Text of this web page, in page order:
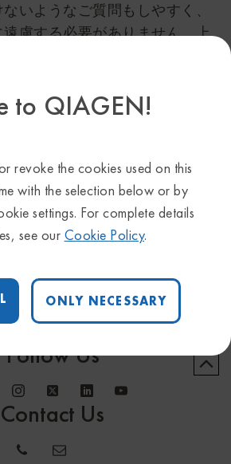
to QIAGEN!
revoke the cookies used on this
with the selection below or by
settings. For complete details
see our Cookie Policy.
ONLY NECESSARY
いようなご質問もしやすく、
慮する必要がありません。上
長】QIAGEN オンライン one-
ナー
Follow Us
Contact Us